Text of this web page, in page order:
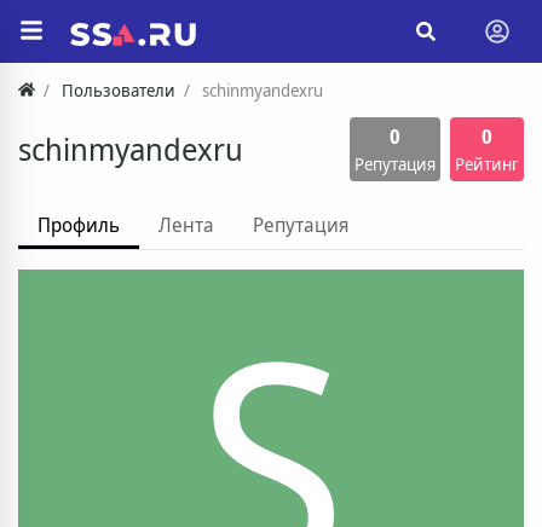
Пользователи schinmyandexru
schinmyandexru 0
Репутация
0
Рейтинг
Профиль Лента Репутация